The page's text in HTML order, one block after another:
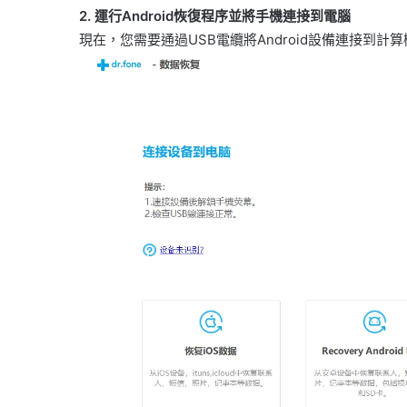
2. 運行Android恢復程序並將手機連接到電腦
現在，您需要通過USB電纜將Android設備連接到計算